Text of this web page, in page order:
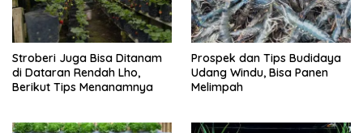
Stroberi Juga Bisa Ditanam
di Dataran Rendah Lho,
Berikut Tips Menanamnya
Prospek dan Tips Budidaya
Udang Windu, Bisa Panen
Melimpah